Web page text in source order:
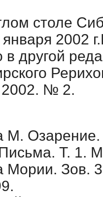
столе
2002
в другой
2002. № 2.
М. Озарение.
Т. 1.
Мории. Зов.